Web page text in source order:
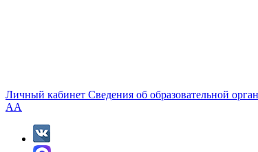
Личный кабинет Сведения об образовательной
AA